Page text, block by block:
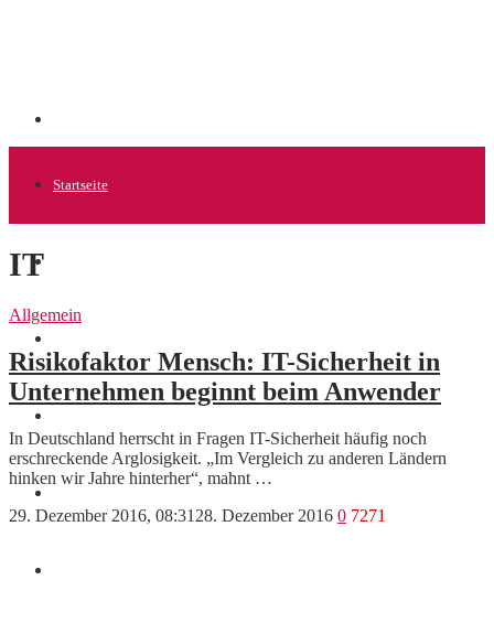
Startseite
IT
Allgemein
Risikofaktor Mensch: IT-Sicherheit in
Unternehmen beginnt beim Anwender
In Deutschland herrscht in Fragen IT-Sicherheit häufig noch
erschreckende Arglosigkeit. „Im Vergleich zu anderen Ländern
hinken wir Jahre hinterher“, mahnt …
29. Dezember 2016, 08:31 28. Dezember 2016 0 7271